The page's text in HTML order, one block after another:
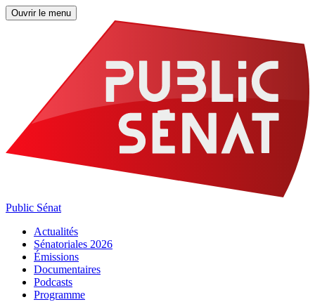
Ouvrir le menu
Public Sénat
Actualités
Sénatoriales 2026
Émissions
Documentaires
Podcasts
Programme